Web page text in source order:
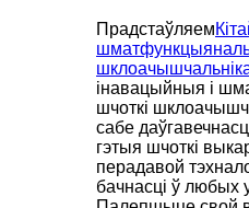
Прадстаўляем
інавацыйныя і
шчоткі
сабе
гэтыя шчоткі
перадавой
бачнасці ў любых